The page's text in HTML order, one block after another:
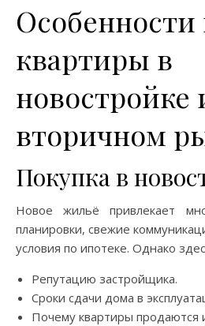
квартиры в
новостройке
вторичном
Покупка в
Новое жильё привлекает
планировки, свежие
условия по ипотеке. Однако
Репутацию застройщика.
Сроки сдачи дома в
Почему квартиры продаются